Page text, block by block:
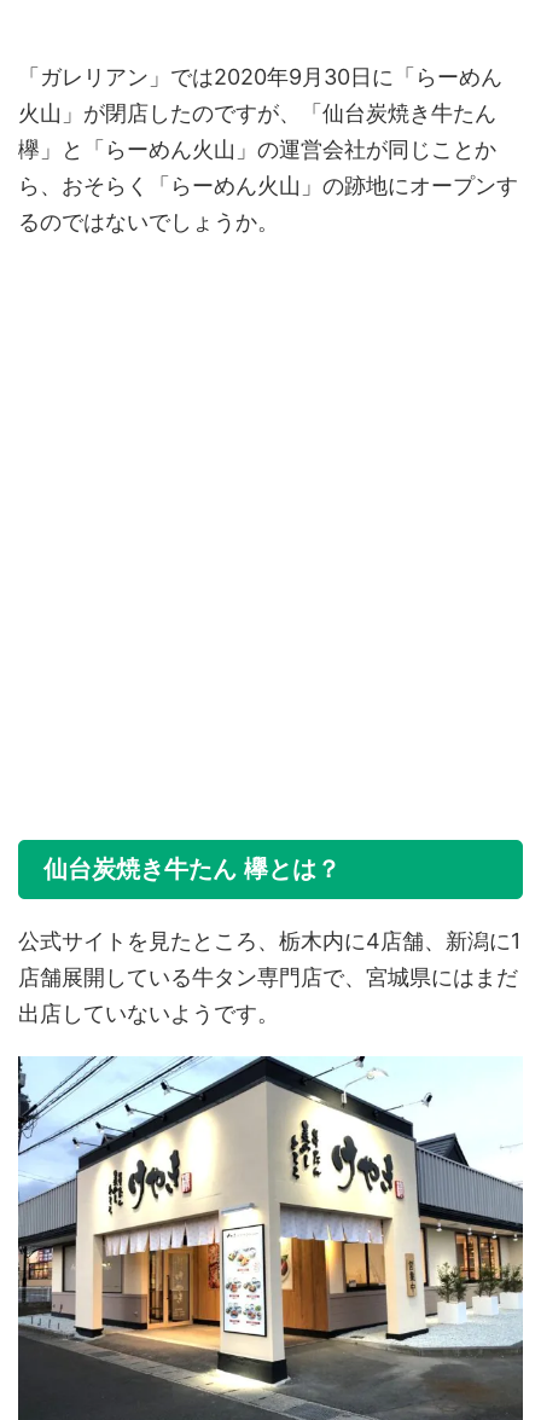
「ガレリアン」では2020年9月30日に「らーめん
火山」が閉店したのですが、「仙台炭焼き牛たん
欅」と「らーめん火山」の運営会社が同じことか
ら、おそらく「らーめん火山」の跡地にオープンす
るのではないでしょうか。
仙台炭焼き牛たん 欅とは？
公式サイトを見たところ、栃木内に4店舗、新潟に1
店舗展開している牛タン専門店で、宮城県にはまだ
出店していないようです。